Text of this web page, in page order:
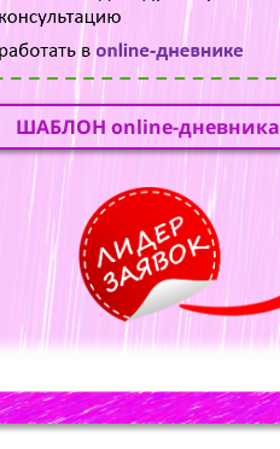
ШАБЛОН online-дневника